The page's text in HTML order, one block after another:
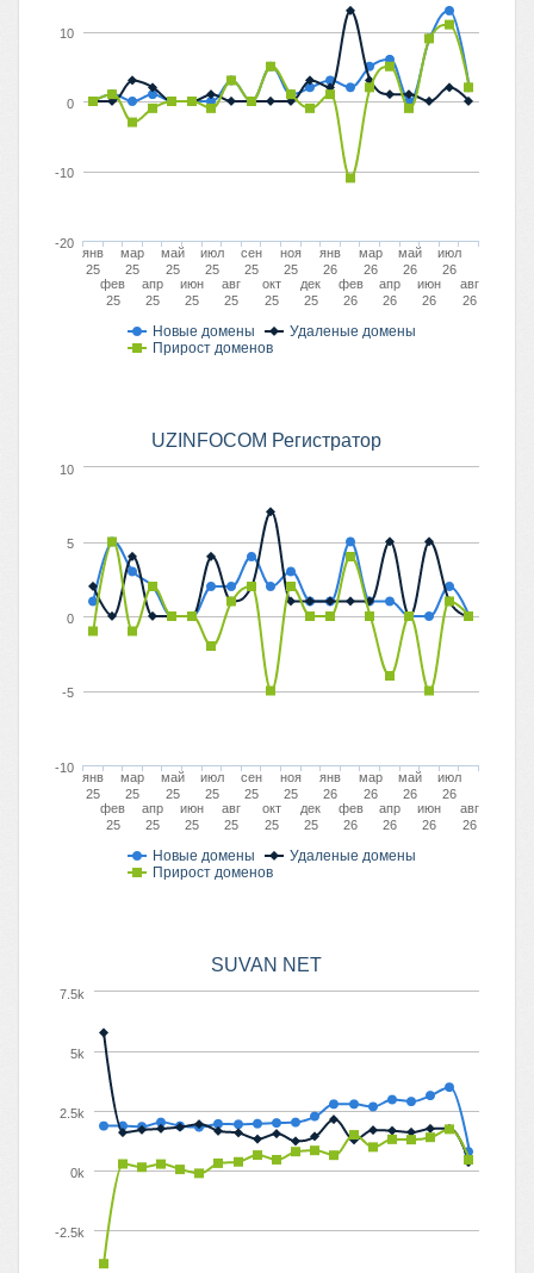
Новые домены
Удаленые домены
Прирост доменов
янв
25
фев
25
мар
25
апр
25
май
25
июн
25
июл
25
авг
25
сен
25
окт
25
ноя
25
дек
25
янв
26
фев
26
мар
26
апр
26
май
26
июн
26
июл
26
авг
26
-10
0
10
-20
UZINFOCOM Регистратор
Новые домены
Удаленые домены
Прирост доменов
янв
25
фев
25
мар
25
апр
25
май
25
июн
25
июл
25
авг
25
сен
25
окт
25
ноя
25
дек
25
янв
26
фев
26
мар
26
апр
26
май
26
июн
26
июл
26
авг
26
-5
0
5
10
-10
SUVAN NET
0k
-2.5k
2.5k
5k
7.5k